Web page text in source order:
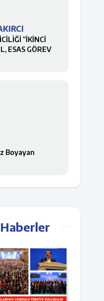
“İKİNCİ
ESAS GÖREV
Boyayan